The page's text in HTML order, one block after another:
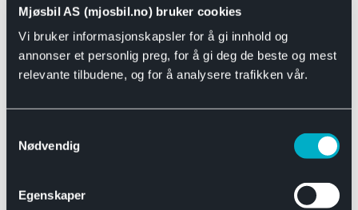
Mjøsbil AS (mjosbil.no) bruker cookies
Vi bruker informasjonskapsler for å gi innhold og
annonser et personlig preg, for å gi deg de beste og mest
relevante tilbudene, og for å analysere trafikken vår.
Nødvendig
Egenskaper
Se alle Universal
Bremsedeler
Se alle Bremsedeler
Bremsenippler
Drivline og motor
Se alle Drivline og motor
Eksosanlegg